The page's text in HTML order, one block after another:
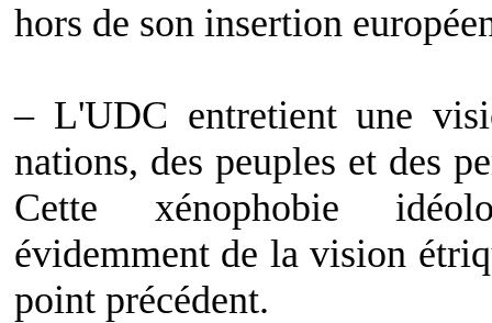
hors de son insertion
– L'UDC entretient une
nations, des peuples et des
Cette xénophobie
évidemment de la vision
point précédent.